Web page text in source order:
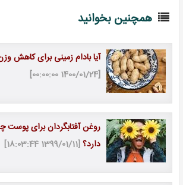
همچنین بخوانید
آیا بادام زمینی برای کاهش
[1400/01/24 00:00:00]
روغن آفتابگردان برای پوست
دارد؟[1399/01/11 18:03:44]